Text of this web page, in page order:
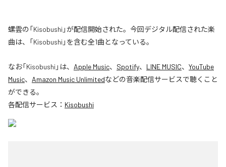
螺雲の「Kisobushi」が配信開始された。今回デジタル配信された楽
曲は、「Kisobushi」を含む全1曲となっている。
なお「Kisobushi 」は、 Apple Music、 Spotify、 LINE MUSIC、 YouTube
Music、 Amazon Music Unlimitedなどの音楽配信サービスで聴くこと
ができる。
各配信サービス： Kisobushi